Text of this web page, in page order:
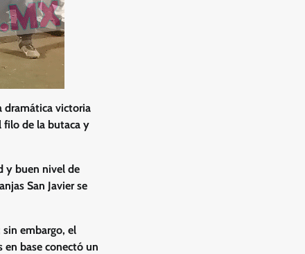
dramática victoria
filo de la butaca y
y buen nivel de
San Javier se
embargo, el
base conectó un